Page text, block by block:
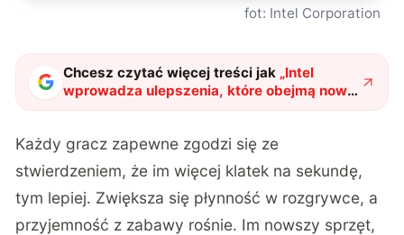
fot: Intel Corporation
Chcesz czytać więcej treści jak „Intel
wprowadza ulepszenia, które obejmą nowe
i stare procesory. Gracze powinni być
Każdy gracz zapewne zgodzi się ze
stwierdzeniem, że im więcej klatek na sekundę,
tym lepiej. Zwiększa się płynność w rozgrywce, a
przyjemność z zabawy rośnie. Im nowszy sprzęt,